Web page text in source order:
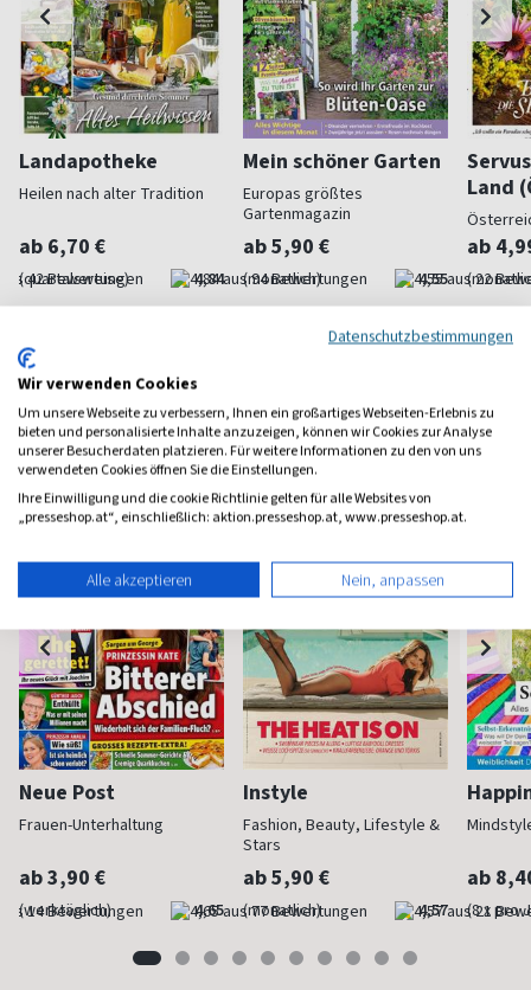
Landapotheke
Heilen nach alter Tradition
ab 6,70 €
(quartalsweise) 4,84
Mein schöner Garten
Europas größtes
Gartenmagazin
ab 5,90 €
(monatlich) 4,55
Land
ab
Frauenzeitschriften
Neue Post
Frauen-Unterhaltung
ab 3,90 €
(werktäglich) 4,65
Instyle
Fashion, Beauty, Lifestyle &
Stars
ab 5,90 €
(monatlich) 4,57
ab
(8 x pro
Datenschutzbestimmungen
Wir verwenden Cookies
Um unsere Webseite zu verbessern, Ihnen ein großartiges Webseiten-Erlebnis zu
bieten und personalisierte Inhalte anzuzeigen, können wir Cookies zur Analyse
unserer Besucherdaten platzieren. Für weitere Informationen zu den von uns
verwendeten Cookies öffnen Sie die Einstellungen.
Ihre Einwilligung und die cookie Richtlinie gelten für alle Websites von
„presseshop.at“, einschließlich: aktion.presseshop.at, www.presseshop.at.
Alle akzeptieren Nein, anpassen